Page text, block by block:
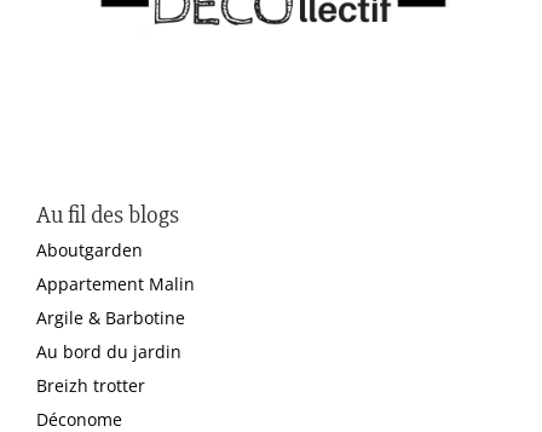
Au fil des blogs
Aboutgarden
Appartement Malin
Argile & Barbotine
Au bord du jardin
Breizh trotter
Déconome